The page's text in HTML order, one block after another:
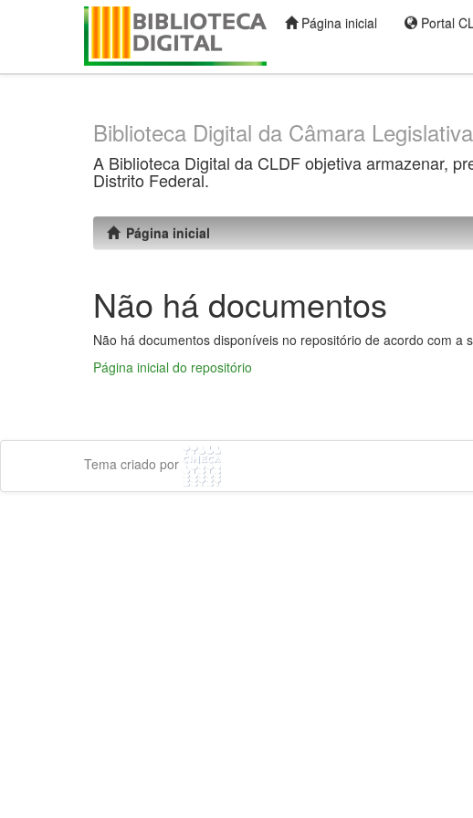
Página inicial Portal
Biblioteca Digital da Câmara
A Biblioteca Digital da CLDF objetiva armazenar,
Distrito Federal.
Página inicial
Não há documentos
Não há documentos disponíveis no repositório de acordo com a
Página inicial do repositório
Tema criado por